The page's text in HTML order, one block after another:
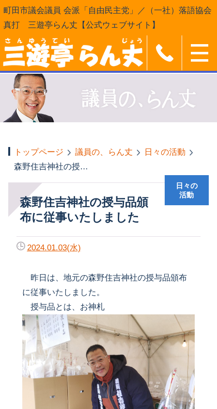
町田市議会議員 会派「自由民主党」／（一社）落語協会
真打 三遊亭らん丈【公式ウェブサイト】
トップページ 議員の、らん丈
日々の活動
森野住吉神社の授与品頒布に従事いたしました
森野住吉神社の授与品頒
布に従事いたしました
日々の
活動
2024.01.03(水)
昨日は、地元の森野住吉神社の授与品頒布
に従事いたしました。
授与品とは、お神札